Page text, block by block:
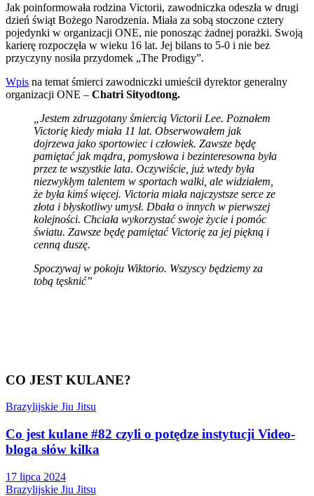
Jak poinformowała rodzina Victorii, zawodniczka odeszła w drugi
dzień świąt Bożego Narodzenia. Miała za sobą stoczone cztery
pojedynki w organizacji ONE, nie ponosząc żadnej porażki. Swoją
karierę rozpoczęła w wieku 16 lat. Jej bilans to 5-0 i nie bez
przyczyny nosiła przydomek „The Prodigy”.
Wpis na temat śmierci zawodniczki umieścił dyrektor generalny
organizacji ONE – Chatri Sityodtong.
„Jestem zdruzgotany śmiercią Victorii Lee. Poznałem
Victorię kiedy miała 11 lat. Obserwowałem jak
dojrzewa jako sportowiec i człowiek. Zawsze będę
pamiętać jak mądra, pomysłowa i bezinteresowna była
przez te wszystkie lata. Oczywiście, już wtedy była
niezwykłym talentem w sportach walki, ale widziałem,
że była kimś więcej. Victoria miała najczystsze serce ze
złota i błyskotliwy umysł. Dbała o innych w pierwszej
kolejności. Chciała wykorzystać swoje życie i pomóc
światu. Zawsze będę pamiętać Victorię za jej piękną i
cenną duszę.
Spoczywaj w pokoju Wiktorio. Wszyscy będziemy za
tobą tęsknić”
CO JEST KULANE?
Brazylijskie Jiu Jitsu
Co jest kulane #82 czyli o potędze instytucji Video-
bloga słów kilka
17 lipca 2024
Brazylijskie Jiu Jitsu